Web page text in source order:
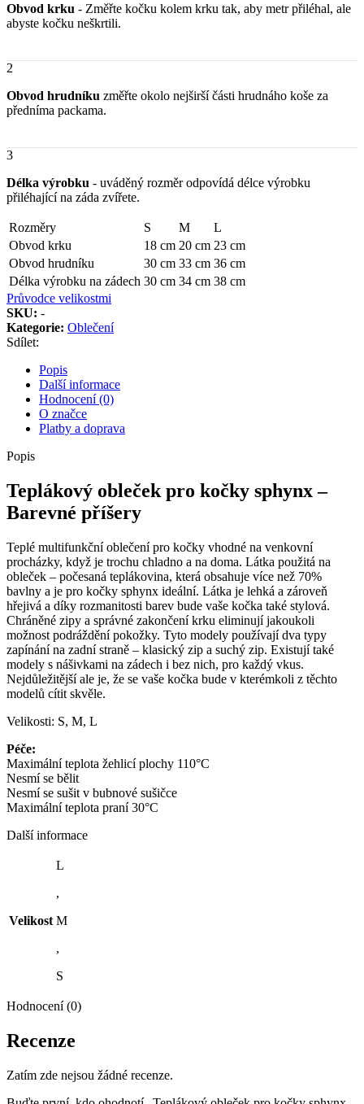
Obvod krku - Změřte kočku kolem krku tak, aby metr přiléhal, ale
abyste kočku neškrtili.
2
Obvod hrudníku změřte okolo nejširší části hrudnáho koše za
předníma packama.
3
Délka výrobku - uváděný rozměr odpovídá délce výrobku
přiléhající na záda zvířete.
Rozměry S M
L
Obvod krku
18 cm 20 cm 23 cm
Obvod hrudníku
30 cm 33 cm 36 cm
Délka výrobku na zádech 30 cm 34 cm 38 cm
Průvodce velikostmi
SKU: -
Kategorie: Oblečení
Sdílet:
Popis
Další informace
Hodnocení (0)
O značce
Platby a doprava
Popis
Teplákový obleček pro kočky sphynx –
Barevné příšery
Teplé multifunkční oblečení pro kočky vhodné na venkovní
procházky, když je trochu chladno a na doma. Látka použitá na
obleček – počesaná teplákovina, která obsahuje více než 70%
bavlny a je pro kočky sphynx ideální. Látka je lehká a zároveň
hřejivá a díky rozmanitosti barev bude vaše kočka také stylová.
Chráněné zipy a správné zakončení krku eliminují jakoukoli
možnost podráždění pokožky. Tyto modely používají dva typy
zapínání na zadní straně – klasický zip a suchý zip. Existují také
modely s nášivkami na zádech i bez nich, pro každý vkus.
Nejdůležitější ale je, že se vaše kočka bude v kterémkoli z těchto
modelů cítit skvěle.
Velikosti: S, M, L
Péče:
Maximální teplota žehlicí plochy 110°C
Nesmí se bělit
Nesmí se sušit v bubnové sušičce
Maximální teplota praní 30°C
Další informace
Velikost
L
,
M
,
S
Hodnocení (0)
Recenze
Zatím zde nejsou žádné recenze.